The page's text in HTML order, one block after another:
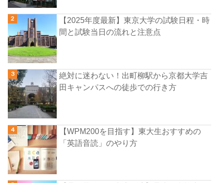
【2025年度最新】東京大学の試験日程・時
間と試験当日の流れと注意点
絶対に迷わない！出町柳駅から京都大学吉
田キャンパスへの徒歩での行き方
【WPM200を目指す】東大生おすすめの
「英語音読」のやり方